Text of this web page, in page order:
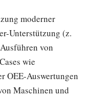
moderner
Unterstützung (z.
von
wie
OEE-Auswertungen
Maschinen und